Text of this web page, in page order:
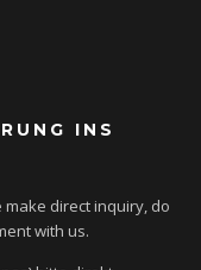
INS
direct inquiry, do
with us.